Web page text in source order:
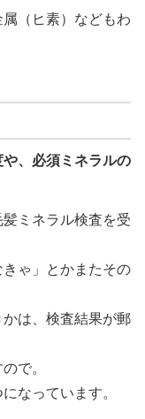
（ヒ素）などもわ
、必須ミネラルの
ミネラル検査を受
きゃ」とかまたその
は、検査結果が郵
で。
なっています。